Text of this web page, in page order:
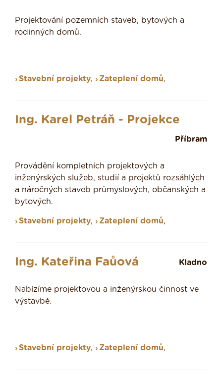
Projektování pozemních staveb, bytových a
rodinných domů.
Stavební projekty, Zateplení domů,
Ing. Karel Petráň - Projekce
Příbram
Provádění kompletních projektových a
inženýrských služeb, studií a projektů rozsáhlých
a náročných staveb průmyslových, občanských a
bytových.
Stavební projekty, Zateplení domů,
Ing. Kateřina Faůová Kladno
Nabízíme projektovou a inženýrskou činnost ve
výstavbě.
Stavební projekty, Zateplení domů,